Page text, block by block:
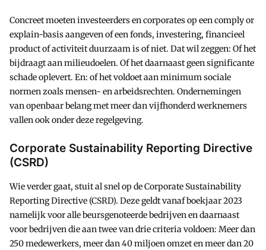
Concreet moeten investeerders en corporates op een comply or
explain-basis aangeven of een fonds, investering, financieel
product of activiteit duurzaam is of niet. Dat wil zeggen: Of het
bijdraagt aan milieudoelen. Of het daarnaast geen significante
schade oplevert. En: of het voldoet aan minimum sociale
normen zoals mensen- en arbeidsrechten. Ondernemingen
van openbaar belang met meer dan vijfhonderd werknemers
vallen ook onder deze regelgeving.
Corporate Sustainability Reporting Directive
(CSRD)
Wie verder gaat, stuit al snel op de Corporate Sustainability
Reporting Directive (CSRD). Deze geldt vanaf boekjaar 2023
namelijk voor alle beursgenoteerde bedrijven en daarnaast
voor bedrijven die aan twee van drie criteria voldoen: Meer dan
250 medewerkers, meer dan 40 miljoen omzet en meer dan 20